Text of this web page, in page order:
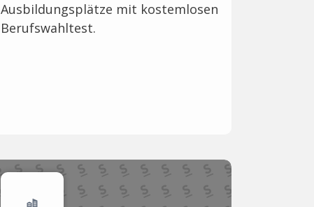
Ausbildungsplätze mit kostemlosen
Berufswahltest.